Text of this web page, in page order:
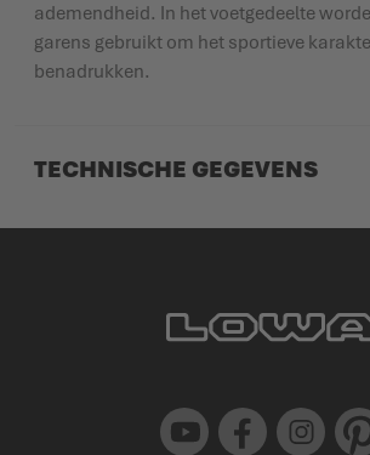
ademendheid. In het voetgedeelte
garens gebruikt om het sportieve
benadrukken.
TECHNISCHE GEGEVENS
Youtube Facebook Instagram